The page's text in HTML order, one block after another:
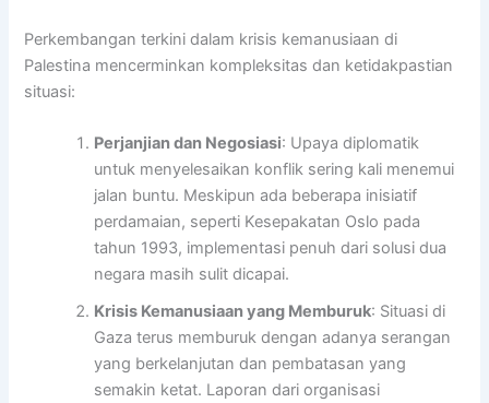
Perkembangan terkini dalam krisis kemanusiaan di
Palestina mencerminkan kompleksitas dan ketidakpastian
situasi:
Perjanjian dan Negosiasi: Upaya diplomatik
untuk menyelesaikan konflik sering kali menemui
jalan buntu. Meskipun ada beberapa inisiatif
perdamaian, seperti Kesepakatan Oslo pada
tahun 1993, implementasi penuh dari solusi dua
negara masih sulit dicapai.
Krisis Kemanusiaan yang Memburuk: Situasi di
Gaza terus memburuk dengan adanya serangan
yang berkelanjutan dan pembatasan yang
semakin ketat. Laporan dari organisasi